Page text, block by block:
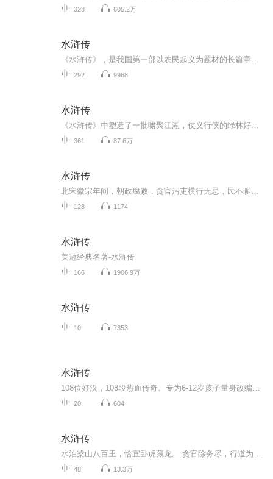
328 605.2万
水浒传
292 9968
水浒传
361 87.6万
水浒传
128 1174
水浒传
美冠经典名著-水浒传
166 1906.9万
水浒传
10 7353
水浒传
20 604
水浒传
48 13.3万